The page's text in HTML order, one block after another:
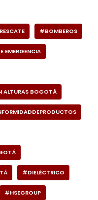
#BOMBEROS
EMERGENCIA
ALTURAS BOGOTÁ
#DIELÉCTRICO
#HSEGROUP